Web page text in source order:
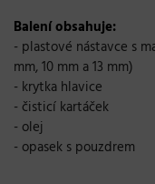
Balení obsahuje:
- plastové nástavce s
mm, 10 mm a 13 mm)
- krytka hlavice
- čisticí kartáček
- olej
- opasek s pouzdrem